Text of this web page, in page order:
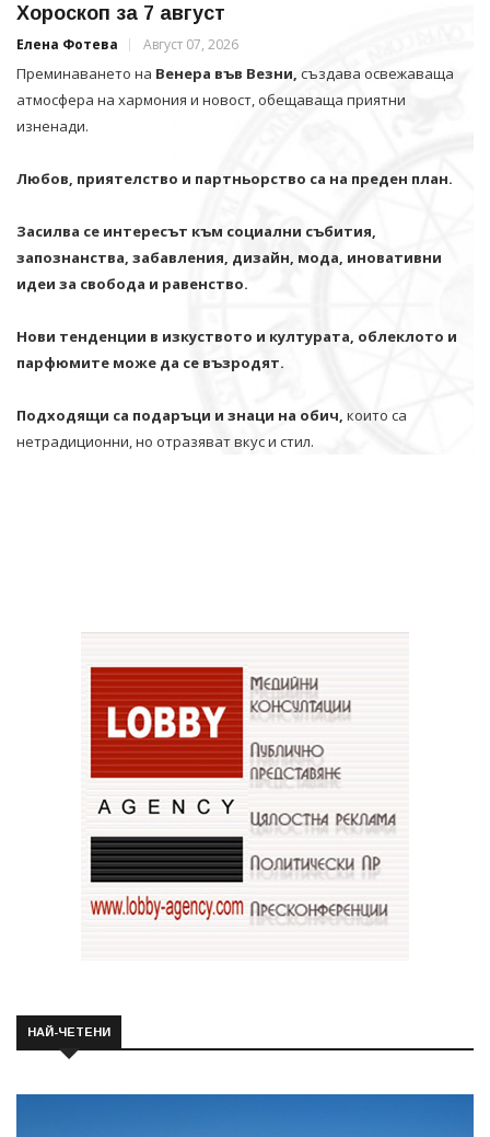
Хороскоп за 7 август
Елена Фотева Август 07, 2026
Преминаването на Венера във Везни, създава освежаваща
атмосфера на хармония и новост, обещаваща приятни
изненади.
Любов, приятелство и партньорство са на преден план.
Засилва се интересът към социални събития,
запознанства, забавления, дизайн, мода, иновативни
идеи за свобода и равенство.
Нови тенденции в изкуството и културата, облеклото и
парфюмите може да се възродят.
Подходящи са подаръци и знаци на обич, които са
нетрадиционни, но отразяват вкус и стил.
НАЙ-ЧЕТЕНИ